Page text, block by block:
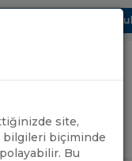
Yunanistan Vize
GİRİŞ YAP
site,
bilgileri biçiminde
Bu